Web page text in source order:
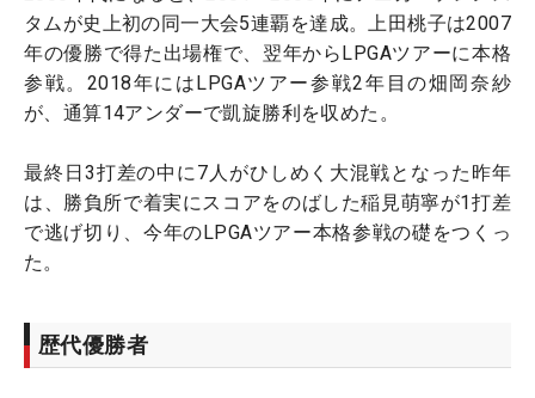
タムが史上初の同一大会5連覇を達成。上田桃子は2007
年の優勝で得た出場権で、翌年からLPGAツアーに本格
参戦。2018年にはLPGAツアー参戦2年目の畑岡奈紗
が、通算14アンダーで凱旋勝利を収めた。
最終日3打差の中に7人がひしめく大混戦となった昨年
は、勝負所で着実にスコアをのばした稲見萌寧が1打差
で逃げ切り、今年のLPGAツアー本格参戦の礎をつくっ
た。
歴代優勝者